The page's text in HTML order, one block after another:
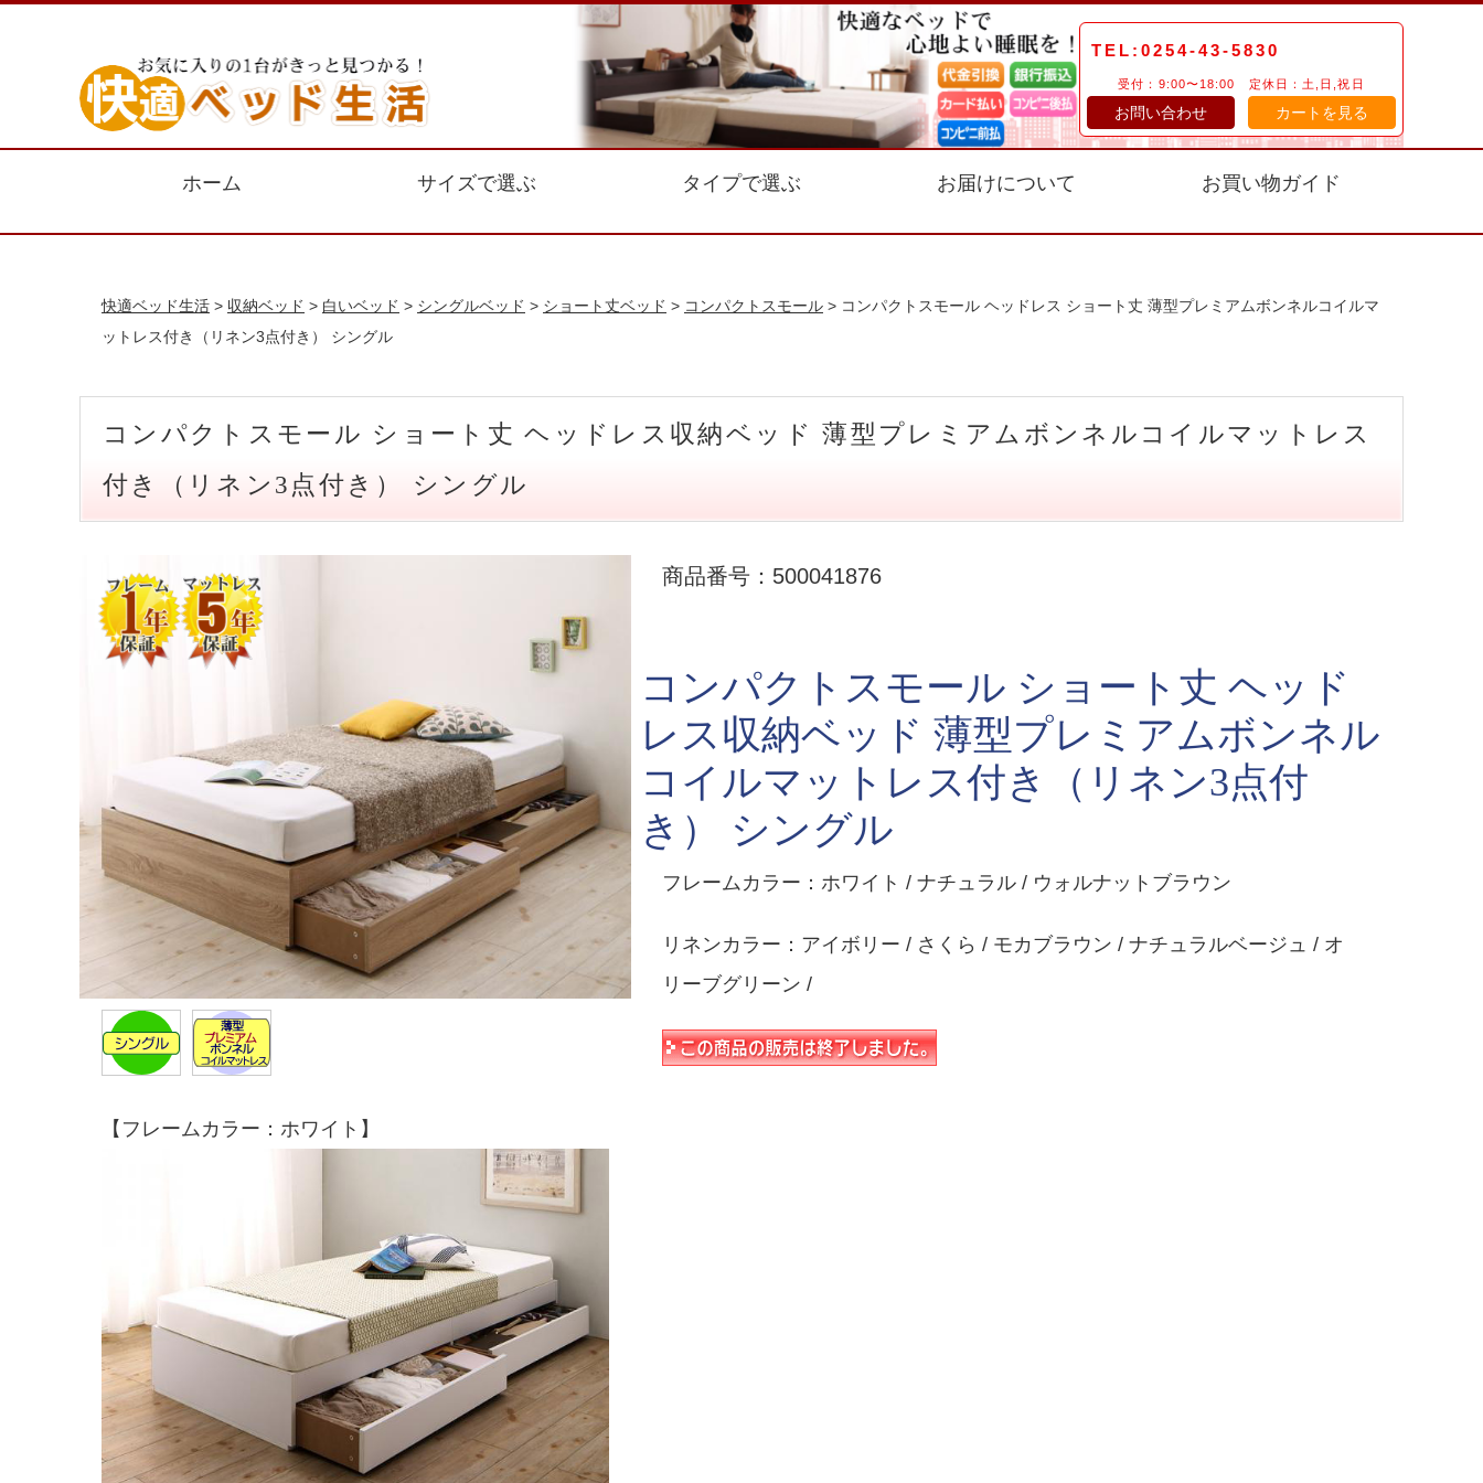
TEL:0254-43-5830
受付：9:00〜18:00 定休日：土,日,祝日
お問い合わせ カートを見る
ホーム サイズで選ぶ タイプで選ぶ お届けについて お買い物ガイド
快適ベッド生活 > 収納ベッド > 白いベッド > シングルベッド > ショート丈ベッド > コンパクトスモール > コンパクトスモール ヘッドレス ショート丈 薄型プレミアムボンネルコイルマ
ットレス付き（リネン3点付き） シングル
コンパクトスモール ショート丈 ヘッドレス収納ベッド 薄型プレミアムボンネルコイルマットレス
付き（リネン3点付き） シングル
【フレームカラー：ホワイト】
商品番号：500041876
コンパクトスモール ショート丈 ヘッド
レス収納ベッド 薄型プレミアムボンネル
コイルマットレス付き（リネン3点付
き） シングル
フレームカラー：ホワイト / ナチュラル / ウォルナットブラウン
リネンカラー：アイボリー / さくら / モカブラウン / ナチュラルベージュ / オ
リーブグリーン /